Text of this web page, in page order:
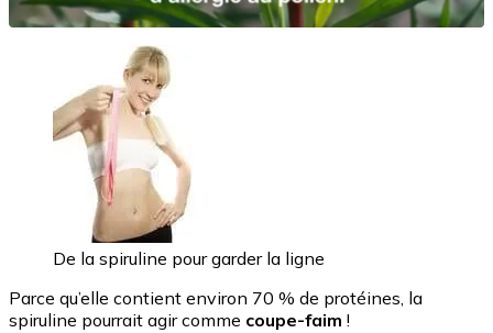
De la spiruline pour garder la ligne
Parce qu’elle contient environ 70 % de protéines, la
spiruline pourrait agir comme coupe-faim !